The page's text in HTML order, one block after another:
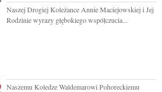
Naszej Drogiej Koleżance Annie Maciejowskiej i Jej
Rodzinie wyrazy głębokiego współczucia...
Naszemu Koledze Waldemarowi Pohoreckiemu